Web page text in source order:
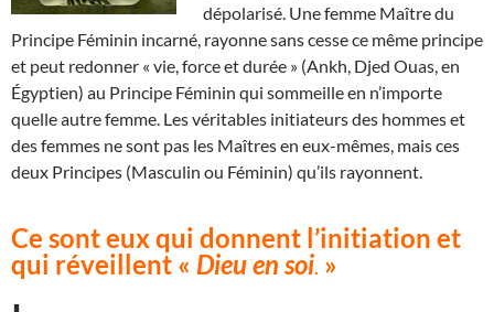
dépolarisé. Une femme Maître du
Principe Féminin incarné, rayonne sans cesse ce même principe
et peut redonner « vie, force et durée » (Ankh, Djed Ouas, en
Égyptien) au Principe Féminin qui sommeille en n’importe
quelle autre femme. Les véritables initiateurs des hommes et
des femmes ne sont pas les Maîtres en eux-mêmes, mais ces
deux Principes (Masculin ou Féminin) qu’ils rayonnent.
Ce sont eux qui donnent l’initiation et
qui réveillent « Dieu en soi »